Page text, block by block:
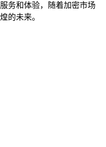
务和体验，随着加密市场
的未来。